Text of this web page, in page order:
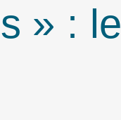
» : le